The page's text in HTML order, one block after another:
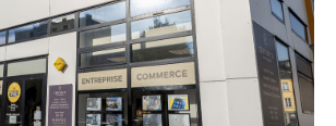
OCTEVILLE
EN COTENTIN - 50100
Envoyer un message